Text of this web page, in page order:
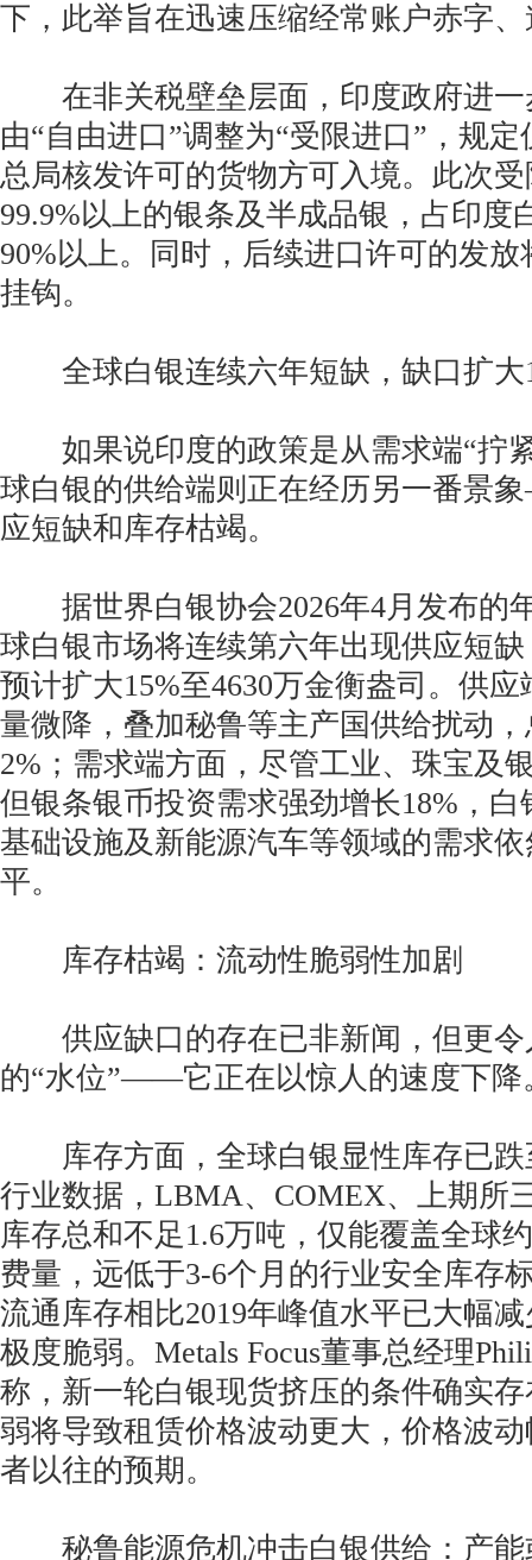
下，此举旨在迅速压缩经常账户赤字
在非关税壁垒层面，印度政府进一
由“自由进口”调整为“受限进口”，规
总局核发许可的货物方可入境。此次
99.9%以上的银条及半成品银，占印度
90%以上。同时，后续进口许可的发
挂钩。
全球白银连续六年短缺，缺口扩大
如果说印度的政策是从需求端“拧
球白银的供给端则正在经历另一番景
应短缺和库存枯竭。
据世界白银协会2026年4月发布的
球白银市场将连续第六年出现供应短
预计扩大15%至4630万金衡盎司。供
量微降，叠加秘鲁等主产国供给扰动
2%；需求端方面，尽管工业、珠宝及
但银条银币投资需求强劲增长18%，
基础设施及新能源汽车等领域的需求
平。
库存枯竭：流动性脆弱性加剧
供应缺口的存在已非新闻，但更令
的“水位”——它正在以惊人的速度下降
库存方面，全球白银显性库存已跌
行业数据，LBMA、COMEX、上期所
库存总和不足1.6万吨，仅能覆盖全球
费量，远低于3-6个月的行业安全库存
流通库存相比2019年峰值水平已大幅
极度脆弱。Metals Focus董事总经理
称，新一轮白银现货挤压的条件确实
弱将导致租赁价格波动更大，价格波
者以往的预期。
秘鲁能源危机冲击白银供给：产能